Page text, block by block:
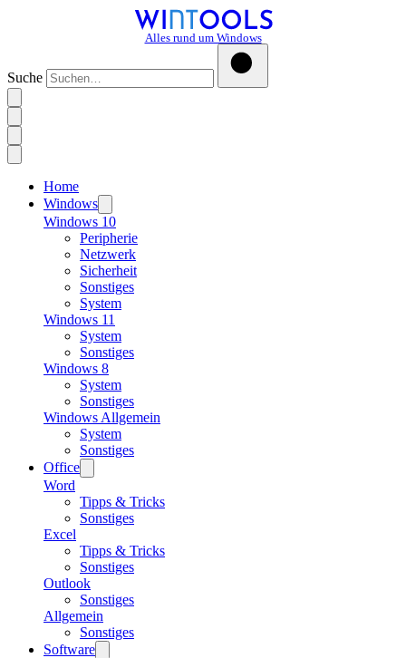
Alles rund um Windows
Suche
Home
Windows
Windows 10
Peripherie
Netzwerk
Sicherheit
Sonstiges
System
Windows 11
System
Sonstiges
Windows 8
System
Sonstiges
Windows Allgemein
System
Sonstiges
Office
Word
Tipps & Tricks
Sonstiges
Excel
Tipps & Tricks
Sonstiges
Outlook
Sonstiges
Allgemein
Sonstiges
Software